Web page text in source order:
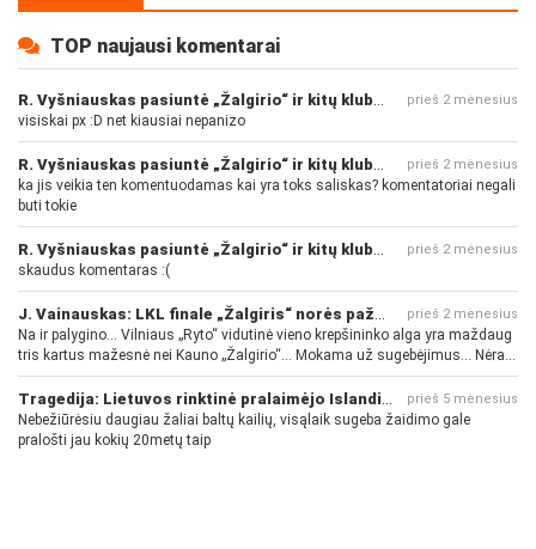
TOP naujausi komentarai
R. Vyšniauskas pasiuntė „Žalgirio“ ir kitų klubų fanus prieš 2 mėnesius
visiskai px :D net kiausiai nepanizo
R. Vyšniauskas pasiuntė „Žalgirio“ ir kitų klubų fanus prieš 2 mėnesius
ka jis veikia ten komentuodamas kai yra toks saliskas? komentatoriai negali
buti tokie
R. Vyšniauskas pasiuntė „Žalgirio“ ir kitų klubų fanus prieš 2 mėnesius
skaudus komentaras :(
J. Vainauskas: LKL finale „Žalgiris“ norės pažeminti „Rytą“ prieš 2 mėnesius
Na ir palygino... Vilniaus „Ryto“ vidutinė vieno krepšininko alga yra maždaug
tris kartus mažesnė nei Kauno „Žalgirio“... Mokama už sugebėjimus... Nėra
pinigų - nėra gerų žaidėjų...
Tragedija: Lietuvos rinktinė pralaimėjo Islandijai prieš 5 mėnesius
Nebežiūrėsiu daugiau žaliai baltų kailių, visąlaik sugeba žaidimo gale
pralošti jau kokių 20metų taip